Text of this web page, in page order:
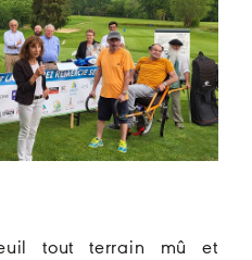
tout terrain mû et